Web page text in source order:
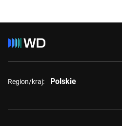
Region/kraj: Polskie